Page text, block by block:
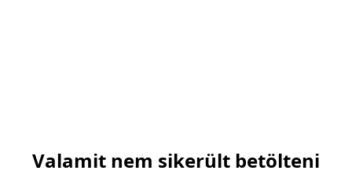
Valamit nem sikerült betölteni